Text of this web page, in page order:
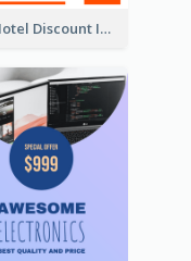
Pet Hotel Discount Instagram Story